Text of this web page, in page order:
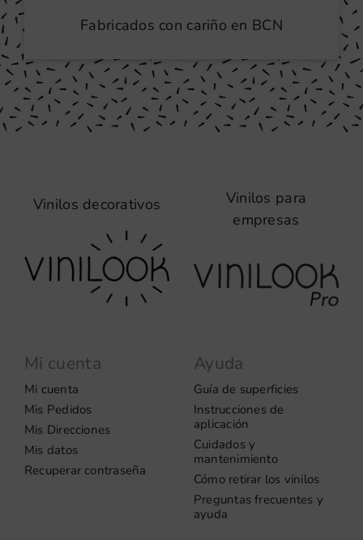
Fabricados con cariño en BCN
Vinilos decorativos
Mi cuenta
Mi cuenta
Mis Pedidos
Mis Direcciones
Mis datos
Recuperar contraseña
Ayuda
Guía de superficies
Instrucciones de
aplicación
Cuidados y
mantenimiento
Cómo retirar los vinilos
Preguntas frecuentes y
ayuda
Vinilos para
empresas